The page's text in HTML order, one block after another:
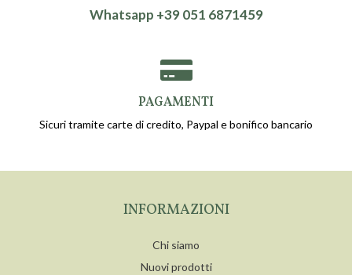
Whatsapp +39 051 6871459
PAGAMENTI
Sicuri tramite carte di credito, Paypal e bonifico bancario
INFORMAZIONI
Chi siamo
Nuovi prodotti